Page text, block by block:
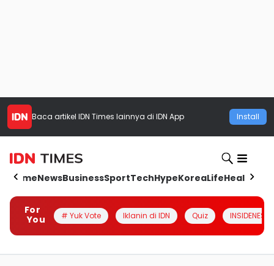
Baca artikel IDN Times lainnya di IDN App Install
HomeNewsBusinessSportTechHypeKoreaLifeHealth
For
You
# Yuk Vote Iklanin di IDN Quiz INSIDENESIA